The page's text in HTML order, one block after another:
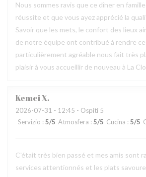
Nous sommes ravis que ce dîner en
réussite et que vous ayez apprécié la
Savoir que les mets, le confort des lieux
de notre équipe ont contribué à rendre
particulièrement agréable nous fait très
plaisir à vous accueillir de nouveau à La
KemeiX
2026-07-31 - 12:45 - Ospiti 5
Servizio : 5/5 Atmosfera : 5/5 Cucina : 5/5
C'était très bien passé et mes amis sont
services attentionnés et les plats